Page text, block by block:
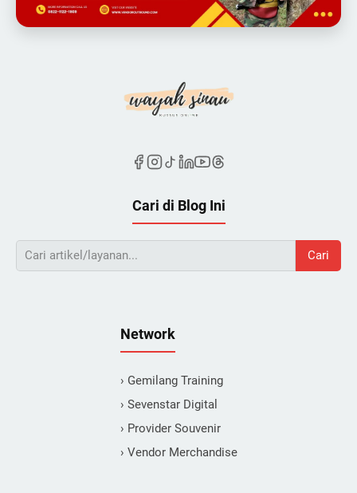
Cari di Blog Ini
Cari
Network
› Gemilang Training
› Sevenstar Digital
› Provider Souvenir
› Vendor Merchandise